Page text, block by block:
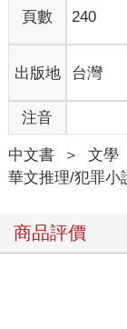
上面三格由左到右
巴、眼睛，最下面
更詭異的是，這些
都不一樣，感覺就
人臉上似的……
究竟為什麼要在車
是某位藝術家創作
意思。
雖然方塊人的模樣
綺媚就有好幾次
只要到方塊人前面
今天也是一樣，綺
頁數 240
出版地 台灣
注音
中文書 ＞ 文學
華文推理/犯罪小
商品評價